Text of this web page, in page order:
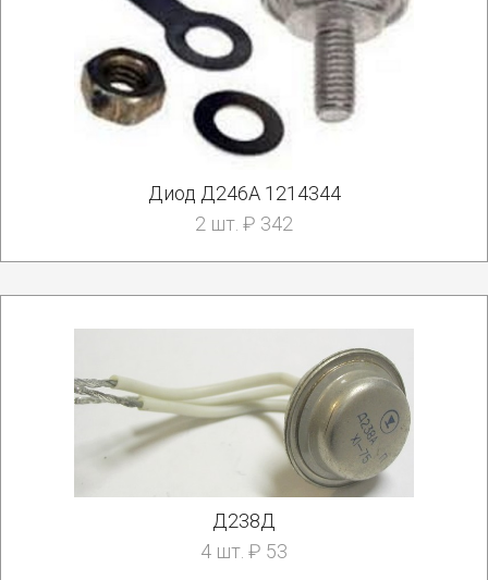
Диод Д246А 1214344
2 шт. ₽ 342
Д238Д
4 шт. ₽ 53